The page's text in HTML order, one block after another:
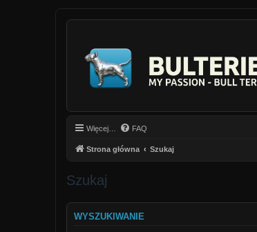
Więcej… FAQ
Strona główna Szukaj
Szukaj
WYSZUKIWANIE